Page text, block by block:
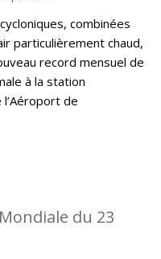
combinées
particulièrement chaud,
record mensuel de
à la station
de
du 23